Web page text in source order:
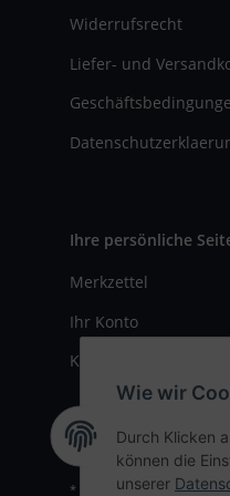
Widerrufsrecht
Liefer- und
Ihre persönliche
Merkzettel
Ihr Konto
Kasse
* Alle Preise inkl.
Wie wir
Durch Klicken
können die
unserer